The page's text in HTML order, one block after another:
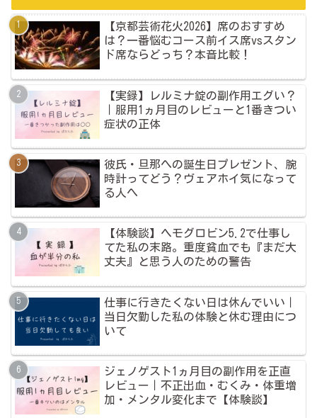
【京都芸術花火2026】席のおすすめ
は？一番悩むコース前イス席vsスタン
ド席ならどっち？本音比較！
【実録】レルミナ錠の副作用エグい？
｜服用1ヵ月目のレビューと1番きつい
症状の正体
彼氏・旦那への誕生日プレゼント、腕
時計ってどう？ヴェアホイ気になって
る人へ
【体験談】ヘモグロビン5.2で仕事し
てた私の末路。重度貧血でも『まだ大
丈夫』と思う人のための警告
仕事に行きたくない日は休んでいい｜
当日欠勤した私の体験と休む理由につ
いて
ジェノゲスト1ヵ月目の副作用を正直
レビュー｜不正出血・むくみ・体重増
加・メンタル変化まで【体験談】